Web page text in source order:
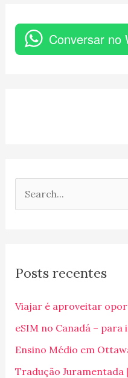
Conversar no
u
s
a
r
p
Posts recentes
Viajar é aproveitar
eSIM no Canadá –
Ensino Médio em
Tradução Juramentada